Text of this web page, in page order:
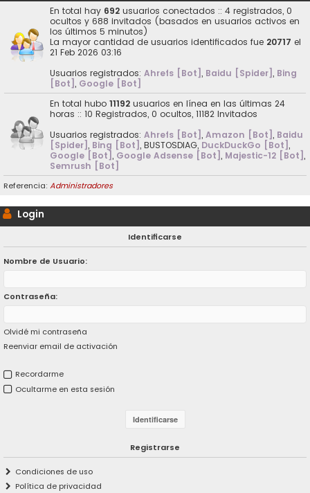
En total hay 692 usuarios conectados :: 4 registrados, 0
ocultos y 688 invitados (basados en usuarios activos en
los últimos 5 minutos)
La mayor cantidad de usuarios identificados fue 20717 el
21 Feb 2026 03:16
Usuarios registrados: Ahrefs [Bot], Baidu [Spider], Bing
[Bot], Google [Bot]
En total hubo 11192 usuarios en línea en las últimas 24
horas :: 10 Registrados, 0 ocultos, 11182 Invitados
Usuarios registrados: Ahrefs [Bot], Amazon [Bot], Baidu
[Spider], Bing [Bot], BUSTOSDIAG, DuckDuckGo [Bot],
Google [Bot], Google Adsense [Bot], Majestic-12 [Bot],
Semrush [Bot]
Referencia: Administradores
Login
Identificarse
Nombre de Usuario:
Contraseña:
Olvidé mi contraseña
Reenviar email de activación
Recordarme
Ocultarme en esta sesión
Registrarse
Condiciones de uso
Política de privacidad